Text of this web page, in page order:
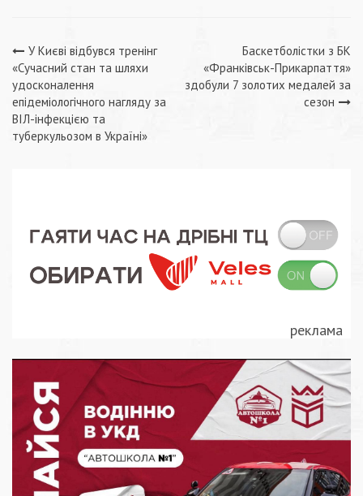
Навігація
записів
У Києві відбувся тренінг
«Сучасний стан та шляхи
удосконалення
епідеміологічного нагляду за
ВІЛ-інфекцією та
туберкульозом в Україні»
Баскетболістки з БК
«Франківськ-Прикарпаття»
здобули 7 золотих медалей за
сезон